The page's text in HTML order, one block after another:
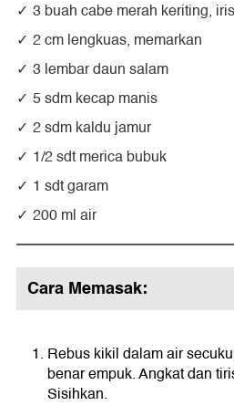
3 buah cabe merah keriting,
2 cm lengkuas, memarkan
3 lembar daun salam
5 sdm kecap manis
2 sdm kaldu jamur
1/2 sdt merica bubuk
1 sdt garam
200 ml air
Cara Memasak:
Rebus kikil dalam air
benar empuk. Angkat dan
Sisihkan.